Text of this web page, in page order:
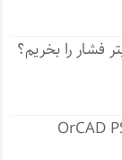
فشار را بخریم؟